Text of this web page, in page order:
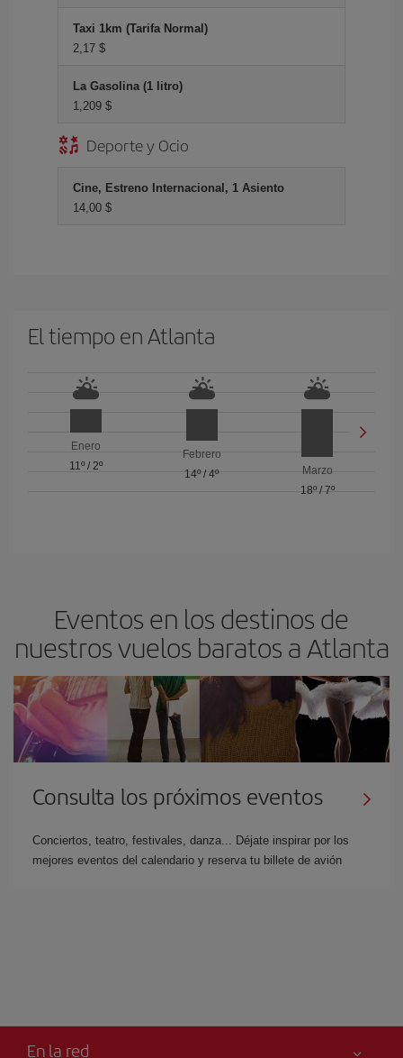
Taxi 1km (Tarifa Normal)
2,17 $
La Gasolina (1 litro)
1,209 $
Deporte y Ocio
Cine, Estreno Internacional, 1 Asiento
14,00 $
El tiempo en Atlanta
Enero
11º/ 2º
Febrero
14º/ 4º
Marzo
18º/ 7º
Eventos en los destinos de
nuestros vuelos baratos a Atlanta
Consulta los próximos eventos
Conciertos, teatro, festivales, danza... Déjate inspirar por los
mejores eventos del calendario y reserva tu billete de avión
En la red